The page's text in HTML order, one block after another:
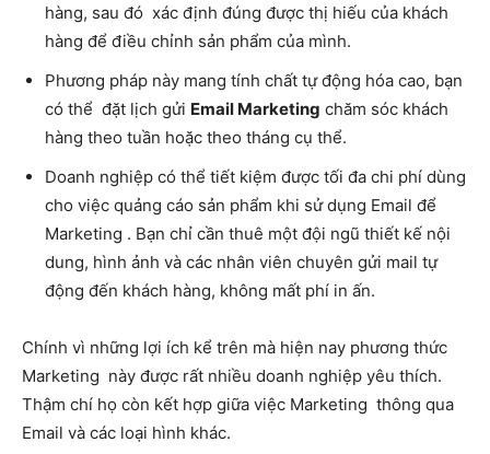
hàng, sau đó xác định đúng được thị hiếu của khách
hàng để điều chỉnh sản phẩm của mình.
Phương pháp này mang tính chất tự động hóa cao, bạn
có thể đặt lịch gửi Email Marketing chăm sóc khách
hàng theo tuần hoặc theo tháng cụ thể.
Doanh nghiệp có thể tiết kiệm được tối đa chi phí dùng
cho việc quảng cáo sản phẩm khi sử dụng Email để
Marketing . Bạn chỉ cần thuê một đội ngũ thiết kế nội
dung, hình ảnh và các nhân viên chuyên gửi mail tự
động đến khách hàng, không mất phí in ấn.
Chính vì những lợi ích kể trên mà hiện nay phương thức
Marketing này được rất nhiều doanh nghiệp yêu thích.
Thậm chí họ còn kết hợp giữa việc Marketing thông qua
Email và các loại hình khác.